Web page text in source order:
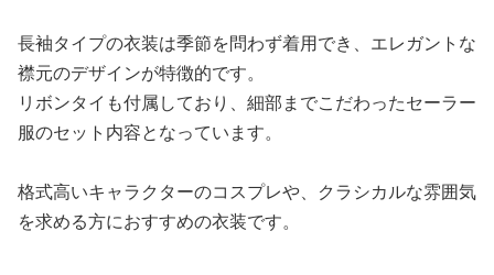
長袖タイプの衣装は季節を問わず着用でき、エレガントな
襟元のデザインが特徴的です。
リボンタイも付属しており、細部までこだわったセーラー
服のセット内容となっています。
格式高いキャラクターのコスプレや、クラシカルな雰囲気
を求める方におすすめの衣装です。